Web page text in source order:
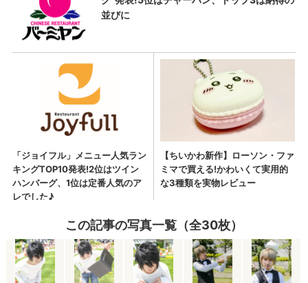
この記事の写真一覧（全30枚）